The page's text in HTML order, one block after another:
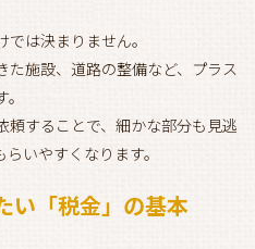
は決まりません。
た施設、道路の整備など、プラス
することで、細かな部分も見逃
いやすくなります。
い「税金」の基本